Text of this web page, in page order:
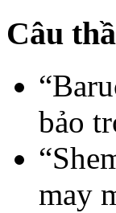
Câu
bảo
may